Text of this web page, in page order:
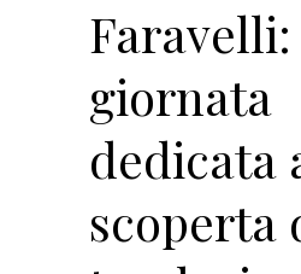
giornata
dedicata
scoperta